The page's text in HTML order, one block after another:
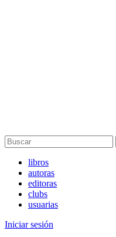
libros
autoras
editoras
clubs
usuarias
Iniciar sesión